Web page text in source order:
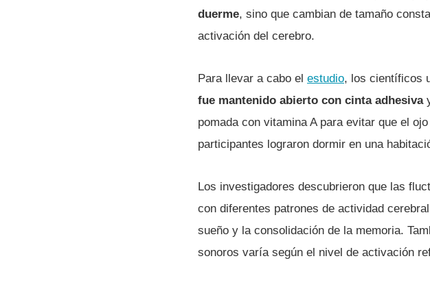
duerme, sino que cambian de tamaño
activación del cerebro.
Para llevar a cabo el estudio, los científicos
fue mantenido abierto con cinta adhesiva
pomada con vitamina A para evitar que el
participantes lograron dormir en una
Los investigadores descubrieron que las
con diferentes patrones de actividad
sueño y la consolidación de la memoria.
sonoros varía según el nivel de activación